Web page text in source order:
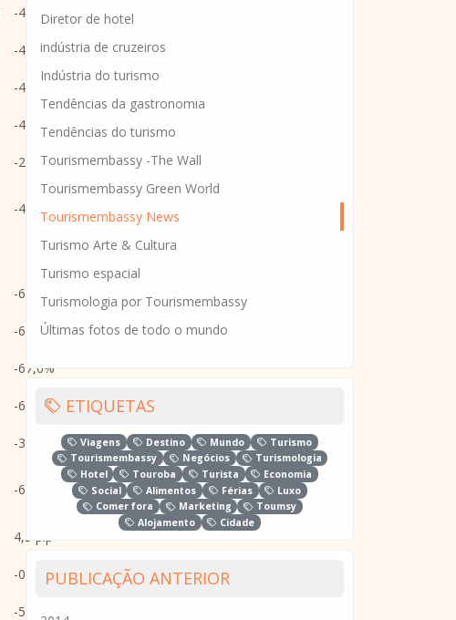
-46,6%
-47,3%
-44,0%
-45,4%
-2,0 p.p
-48,6%
-65,3%
-65,7%
-67,0%
-68,6%
-3,6 p.p
-67,5%
4,5 p.p
-0,7 p.p
-54,1%
Diretor de hotel
indústria de cruzeiros
Indústria do turismo
Tendências da gastronomia
Tendências do turismo
Tourismembassy -The Wall
Tourismembassy Green World
Tourismembassy News
Turismo Arte & Cultura
Turismo espacial
Turismologia por Tourismembassy
Últimas fotos de todo o mundo
ETIQUETAS
Viagens Destino Mundo
Turismo
Tourismembassy
Negócios
Turismologia
Hotel
Touroba Turista
Economia
Social
Alimentos Férias
Luxo
Comer fora
Marketing
Toumsy
Alojamento
Cidade
PUBLICAÇÃO ANTERIOR